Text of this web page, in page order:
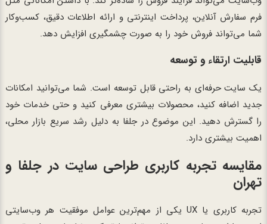
فرم سفارش آنلاین، پرداخت اینترنتی و ارائه اطلاعات دقیق، کسب‌وکار
شما می‌تواند فروش خود را به صورت چشمگیری افزایش دهد.
قابلیت ارتقاء و توسعه
یک سایت حرفه‌ای به راحتی قابل توسعه است. شما می‌توانید امکانات
جدید اضافه کنید، محصولات بیشتری معرفی کنید و حتی خدمات خود
را گسترش دهید. این موضوع در جلفا به دلیل رشد سریع بازار محلی،
اهمیت بیشتری دارد.
مقایسه تجربه کاربری طراحی سایت در جلفا و
تهران
تجربه کاربری یا UX یکی از مهم‌ترین عوامل موفقیت هر وب‌سایتی